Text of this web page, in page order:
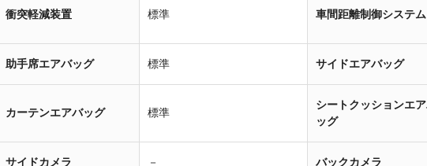
衝突軽減装置 標準 車間距離制御システム
助手席エアバッグ 標準 サイドエアバッグ
カーテンエアバッグ 標準
シートクッションエ
ッグ
サイドカメラ － バックカメラ